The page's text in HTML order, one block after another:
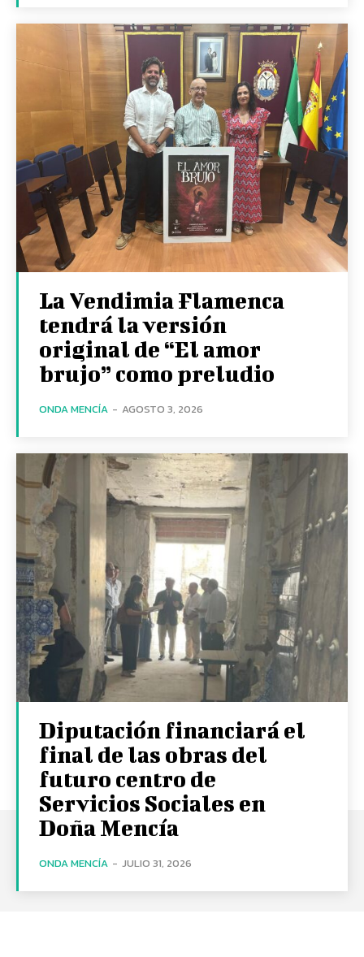
La Vendimia Flamenca
tendrá la versión
original de “El amor
brujo” como preludio
ONDA MENCÍA - AGOSTO 3, 2026
Diputación financiará el
final de las obras del
futuro centro de
Servicios Sociales en
Doña Mencía
ONDA MENCÍA - JULIO 31, 2026